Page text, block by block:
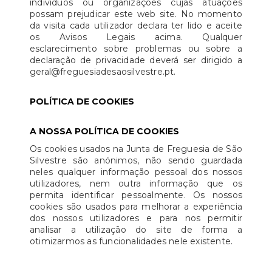
indivíduos ou organizações cujas atuações
possam prejudicar este web site. No momento
da visita cada utilizador declara ter lido e aceite
os Avisos Legais acima. Qualquer
esclarecimento sobre problemas ou sobre a
declaração de privacidade deverá ser dirigido a
geral@freguesiadesaosilvestre.pt.
POLÍTICA DE COOKIES
A NOSSA POLÍTICA DE COOKIES
Os cookies usados na Junta de Freguesia de São
Silvestre são anónimos, não sendo guardada
neles qualquer informação pessoal dos nossos
utilizadores, nem outra informação que os
permita identificar pessoalmente. Os nossos
cookies são usados para melhorar a experiência
dos nossos utilizadores e para nos permitir
analisar a utilização do site de forma a
otimizarmos as funcionalidades nele existente.